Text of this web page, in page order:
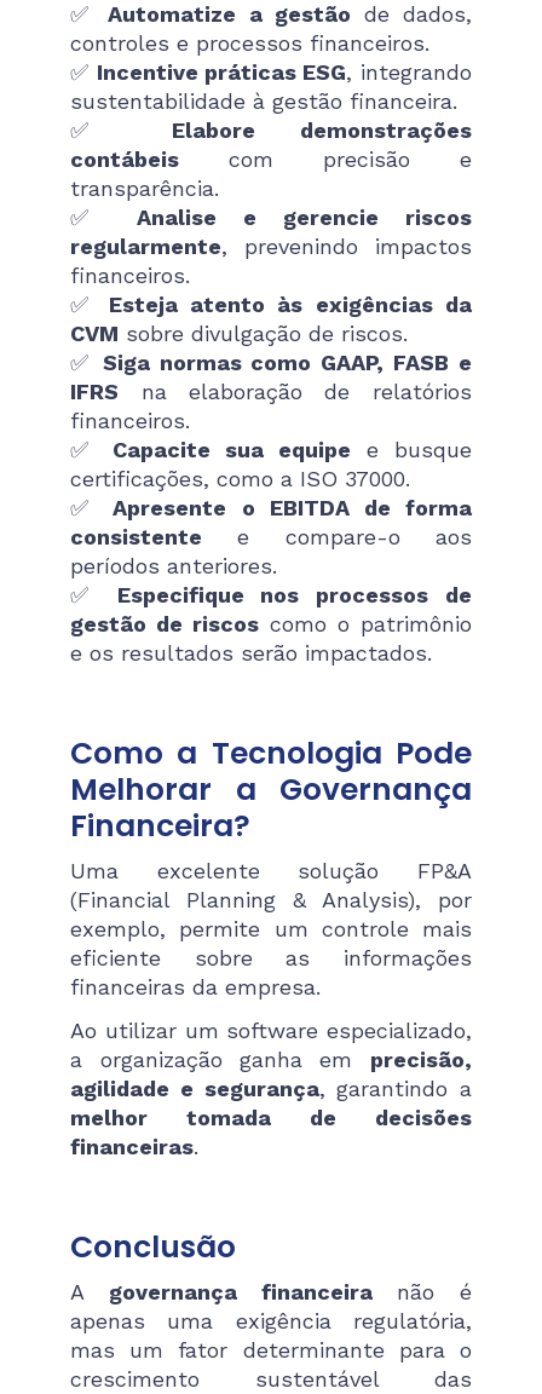
✅Automatize a gestão de dados,
controles e processos financeiros.
✅ Incentive práticas ESG, integrando
sustentabilidade à gestão financeira.
✅ Elabore demonstrações
contábeis com precisão e
transparência.
✅Analise e gerencie riscos
regularmente, prevenindo impactos
financeiros.
✅ Esteja atento às exigências da
CVM sobre divulgação de riscos.
✅ Siga normas como GAAP, FASB e
IFRS na elaboração de relatórios
financeiros.
✅ Capacite sua equipe e busque
certificações, como a ISO 37000.
✅Apresente o EBITDA de forma
consistente e compare-o aos
períodos anteriores.
✅ Especifique nos processos de
gestão de riscos como o patrimônio
e os resultados serão impactados.
Como a Tecnologia Pode
Melhorar a Governança
Financeira?
Uma excelente solução FP&A
(Financial Planning & Analysis), por
exemplo, permite um controle mais
eficiente sobre as informações
financeiras da empresa.
Ao utilizar um software especializado,
a organização ganha em precisão,
agilidade e segurança, garantindo a
melhor tomada de decisões
financeiras.
Conclusão
A governança financeiranão é
apenas uma exigência regulatória,
mas um fator determinante para o
crescimento sustentável das